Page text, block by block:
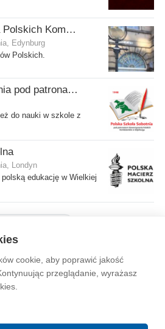
cookie, aby poprawić jakość
przeglądanie, wyrażasz
Dom Stowarzyszenia Polskich Kombatantów (SPK) w Edynburgu
Edynburg
Polskich.
Polska Szkoła Sobotnia pod patronatem SPK w Edynburgu - Filia Gilmerton
do nauki w szkole z
Londyn
edukację w Wielkiej
Regulamin Prywatność